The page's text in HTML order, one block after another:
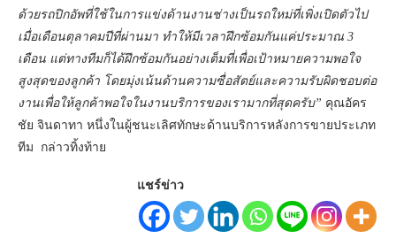
ด้วยรถปิกอัพที่ใช้ในการแข่งด้านงานช่างเป็นรถใหม่ที่เพิ่งเปิดตัวไป
เมื่อเดือนตุลาคมปีที่ผ่านมา ทำให้มีเวลาฝึกซ้อมกันแค่ประมาณ 3
เดือน แต่ทางทีมก็ได้ฝึกซ้อมกันอย่างเต็มที่เพื่อเป้าหมายความพอใจ
สูงสุดของลูกค้า โดยมุ่งเน้นด้านความซื่อสัตย์และความรับผิดชอบต่อ
งานเพื่อให้ลูกค้าพอใจในงานบริการของเรามากที่สุดครับ” คุณอัคร
ชัย จินดาทา หนึ่งในผู้ชนะเลิศทักษะด้านบริการหลังการขายประเภท
ทีม กล่าวทิ้งท้าย
แชร์ข่าว